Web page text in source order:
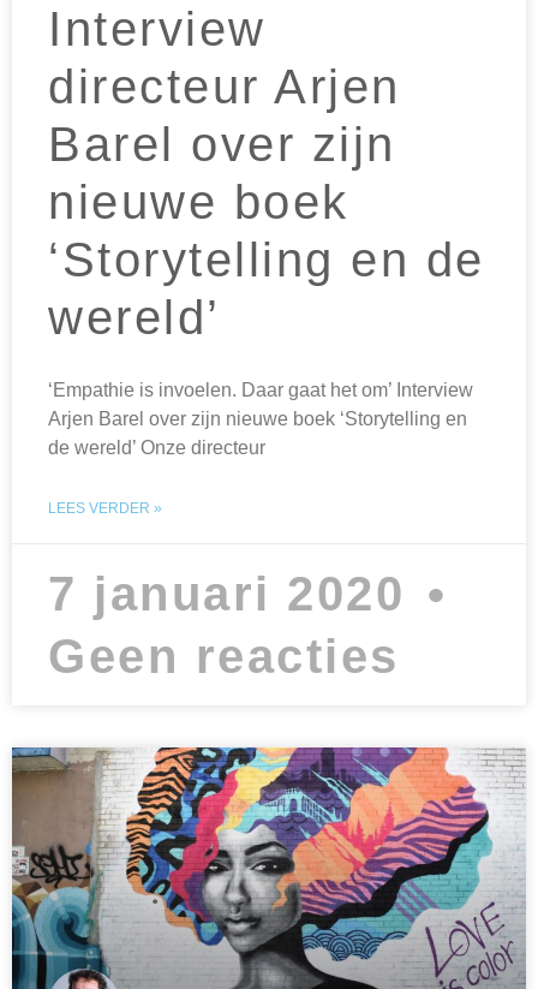
Interview
directeur Arjen
Barel over zijn
nieuwe boek
‘Storytelling en de
wereld’
‘Empathie is invoelen. Daar gaat het om’ Interview
Arjen Barel over zijn nieuwe boek ‘Storytelling en
de wereld’ Onze directeur
LEES VERDER »
7 januari 2020
Geen reacties